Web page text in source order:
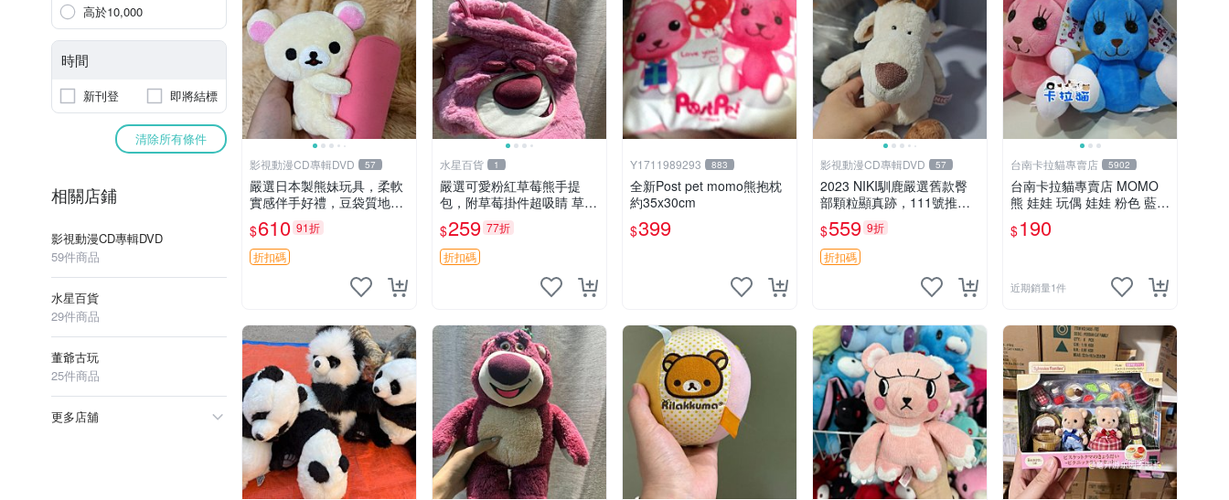
高於10,000
時間
新刊登 即將結標
清除所有條件
相關店鋪
影視動漫CD專輯DVD
59件商品
水星百貨
29件商品
董爺古玩
25件商品
更多店舖
影視動漫CD專輯DVD 57
嚴選日本製熊妹玩具，柔軟
實感伴手好禮，豆袋質地手
感佳，抱枕小熊 recom 推薦
白色豆袋 玩具
$610 91折
折扣碼
水星百貨 1
嚴選可愛粉紅草莓熊手提
包，附草莓掛件超吸睛 草莓
熊手提包 草莓掛件 可愛port
unese
$259 77折
折扣碼
Y1711989293 883
全新Post pet momo熊抱枕
約35x30cm
$399
影視動漫CD專輯DVD 57
2023 NIKI馴鹿嚴選舊款臀
部顆粒顯真跡，111號推薦
珍藏品 馴鹿 舊款 尾巴顆粒
$559 9折
折扣碼
台南卡拉貓專賣店 5902
台南卡拉貓專賣店 MOMO
熊 娃娃 玩偶 娃娃 粉色 藍色
2色分售
$190
近期銷量1件